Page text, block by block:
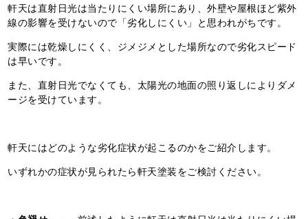
軒天は直射日光は当たりにくい場所にあり、外壁や屋根ほど紫外
線の影響を受けないので「劣化しにくい」と思われがちです。
実際には乾燥しにくく、ジメジメとした場所なので劣化スピード
は早いです。
また、直射日光でなくても、太陽光の地面の照り返しによりダメ
ージを受けています。
軒天にはどのような劣化症状が起こるのかをご紹介します。
いずれかの症状が見られたら軒天塗装をご検討ください。